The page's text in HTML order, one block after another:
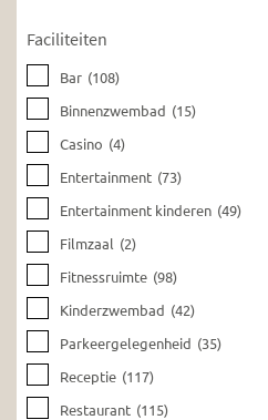
Faciliteiten
Bar (108)
Binnenzwembad (15)
Casino (4)
Entertainment (73)
Entertainment kinderen (49)
Filmzaal (2)
Fitnessruimte (98)
Kinderzwembad (42)
Parkeergelegenheid (35)
Receptie (117)
Restaurant (115)